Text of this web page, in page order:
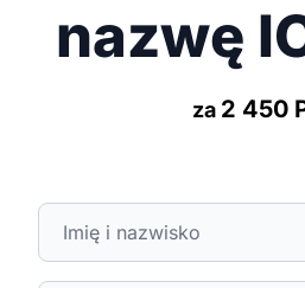
nazwę
za 2 450